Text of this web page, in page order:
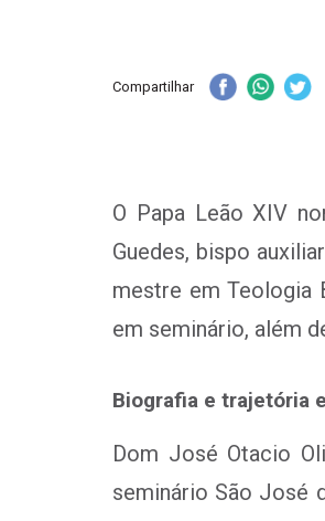
Compartilhar
O Papa Leão XIV
Guedes, bispo
mestre em Teologia
em seminário, além
Biografia e trajetória
Dom José Otacio
seminário São José